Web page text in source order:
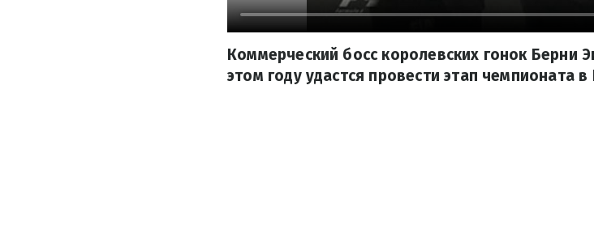
Коммерческий босс королевских гонок Берни
этом году удастся провести этап чемпионата в